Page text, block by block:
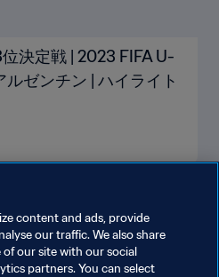
決定戦 | 2023 FIFA U-
ゼンチン | ハイライト
content and ads, provide
our traffic. We also share
our site with our social
partners. You can select